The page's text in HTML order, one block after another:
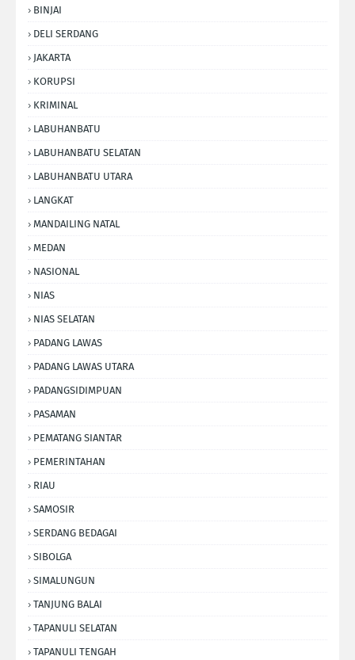
BINJAI
DELI SERDANG
JAKARTA
KORUPSI
KRIMINAL
LABUHANBATU
LABUHANBATU SELATAN
LABUHANBATU UTARA
LANGKAT
MANDAILING NATAL
MEDAN
NASIONAL
NIAS
NIAS SELATAN
PADANG LAWAS
PADANG LAWAS UTARA
PADANGSIDIMPUAN
PASAMAN
PEMATANG SIANTAR
PEMERINTAHAN
RIAU
SAMOSIR
SERDANG BEDAGAI
SIBOLGA
SIMALUNGUN
TANJUNG BALAI
TAPANULI SELATAN
TAPANULI TENGAH